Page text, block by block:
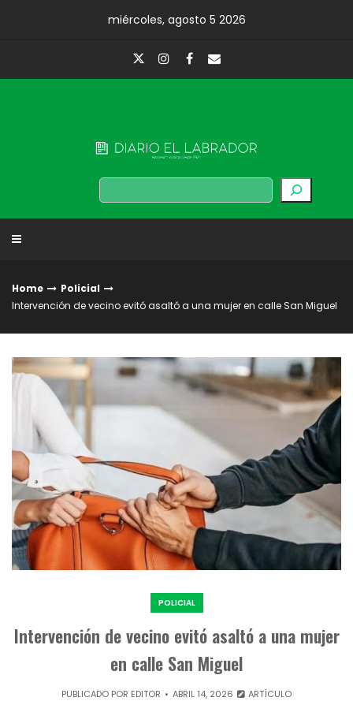
miércoles, agosto 5 2026
Buscar
Home
Policial
Intervención de vecino evitó asaltó a una mujer en calle San Miguel
POLICIAL
Intervención de vecino evitó asaltó a una mujer
en calle San Miguel
PUBLICADO POR EDITOR ABRIL 14, 2026 ARTÍCULO